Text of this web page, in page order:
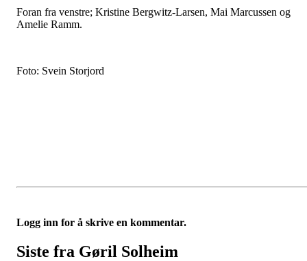
Foran fra venstre; Kristine Bergwitz-Larsen, Mai Marcussen og
Amelie Ramm.
Foto: Svein Storjord
Logg inn for å skrive en kommentar.
Siste fra Gøril Solheim